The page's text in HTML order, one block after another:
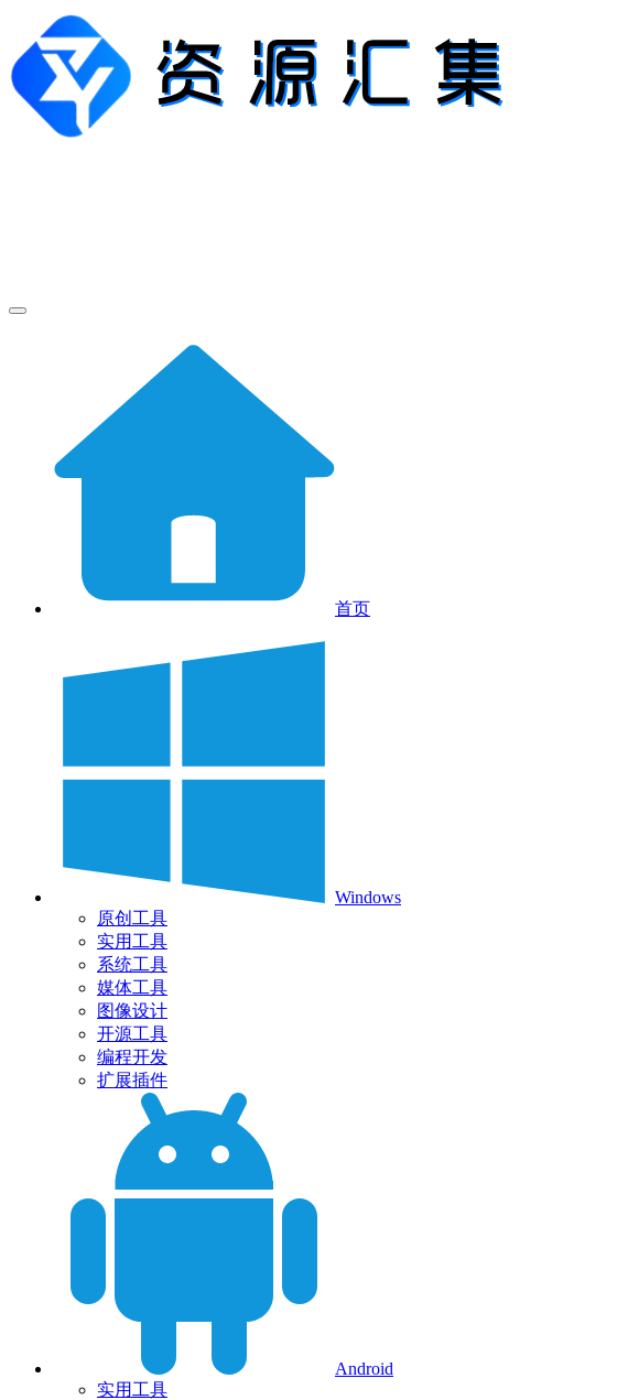
首页
Windows
原创工具
实用工具
系统工具
媒体工具
图像设计
开源工具
编程开发
扩展插件
Android
实用工具